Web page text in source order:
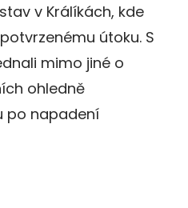
v Králíkách, kde
útoku. S
mimo jiné o
ohledně
po napadení